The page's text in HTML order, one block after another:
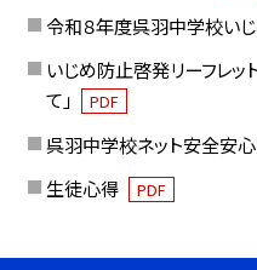
令和８年度呉羽中学校い
いじめ防止啓発リーフレッ
て」
PDF
呉羽中学校ネット安全安
生徒心得 PDF